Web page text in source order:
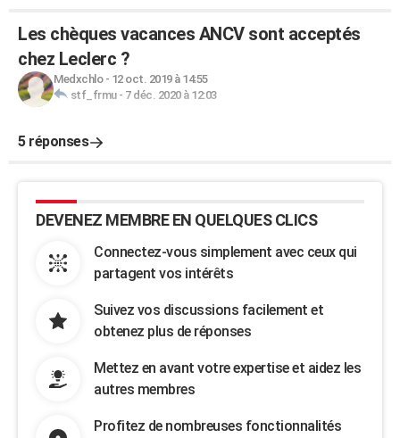
Les chèques vacances ANCV sont acceptés
chez Leclerc ?
Medxchlo- 12 oct. 2019 à 14:55
stf_frmu- 7 déc. 2020 à 12:03
5 réponses
DEVENEZ MEMBRE EN QUELQUES CLICS
Connectez-vous simplement avec ceux qui
partagent vos intérêts
Suivez vos discussions facilement et
obtenez plus de réponses
Mettez en avant votre expertise et aidez les
autres membres
Profitez de nombreuses fonctionnalités